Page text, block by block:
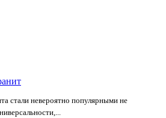
стали невероятно популярными не